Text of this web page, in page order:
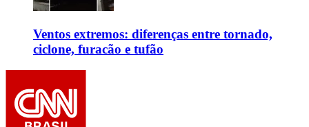
Ventos extremos: diferenças entre tornado,
ciclone, furacão e tufão